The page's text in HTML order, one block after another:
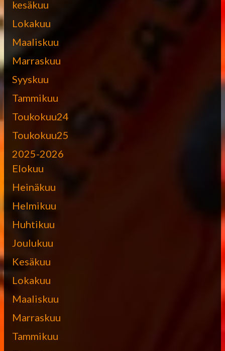
kesäkuu
Lokakuu
Maaliskuu
Marraskuu
Syyskuu
Tammikuu
Toukokuu24
Toukokuu25
2025-2026
Elokuu
Heinäkuu
Helmikuu
Huhtikuu
Joulukuu
Kesäkuu
Lokakuu
Maaliskuu
Marraskuu
Tammikuu